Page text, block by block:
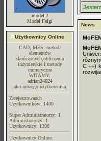
model 2
Model Felgi
Użytkownicy Online
CAD, MES -metoda
elementów
skończonych,obliczenia
inżynierskie i metody
numeryczne
WITAMY:
adrian24024
jako nowego użytkownika.
Zarejestrowanch
Uzytkowników: 1400
Super Administratorzy: 1
Administratorzy: 1
Użytkownicy: 1398
Użytkownicy Online:
News
C ++)